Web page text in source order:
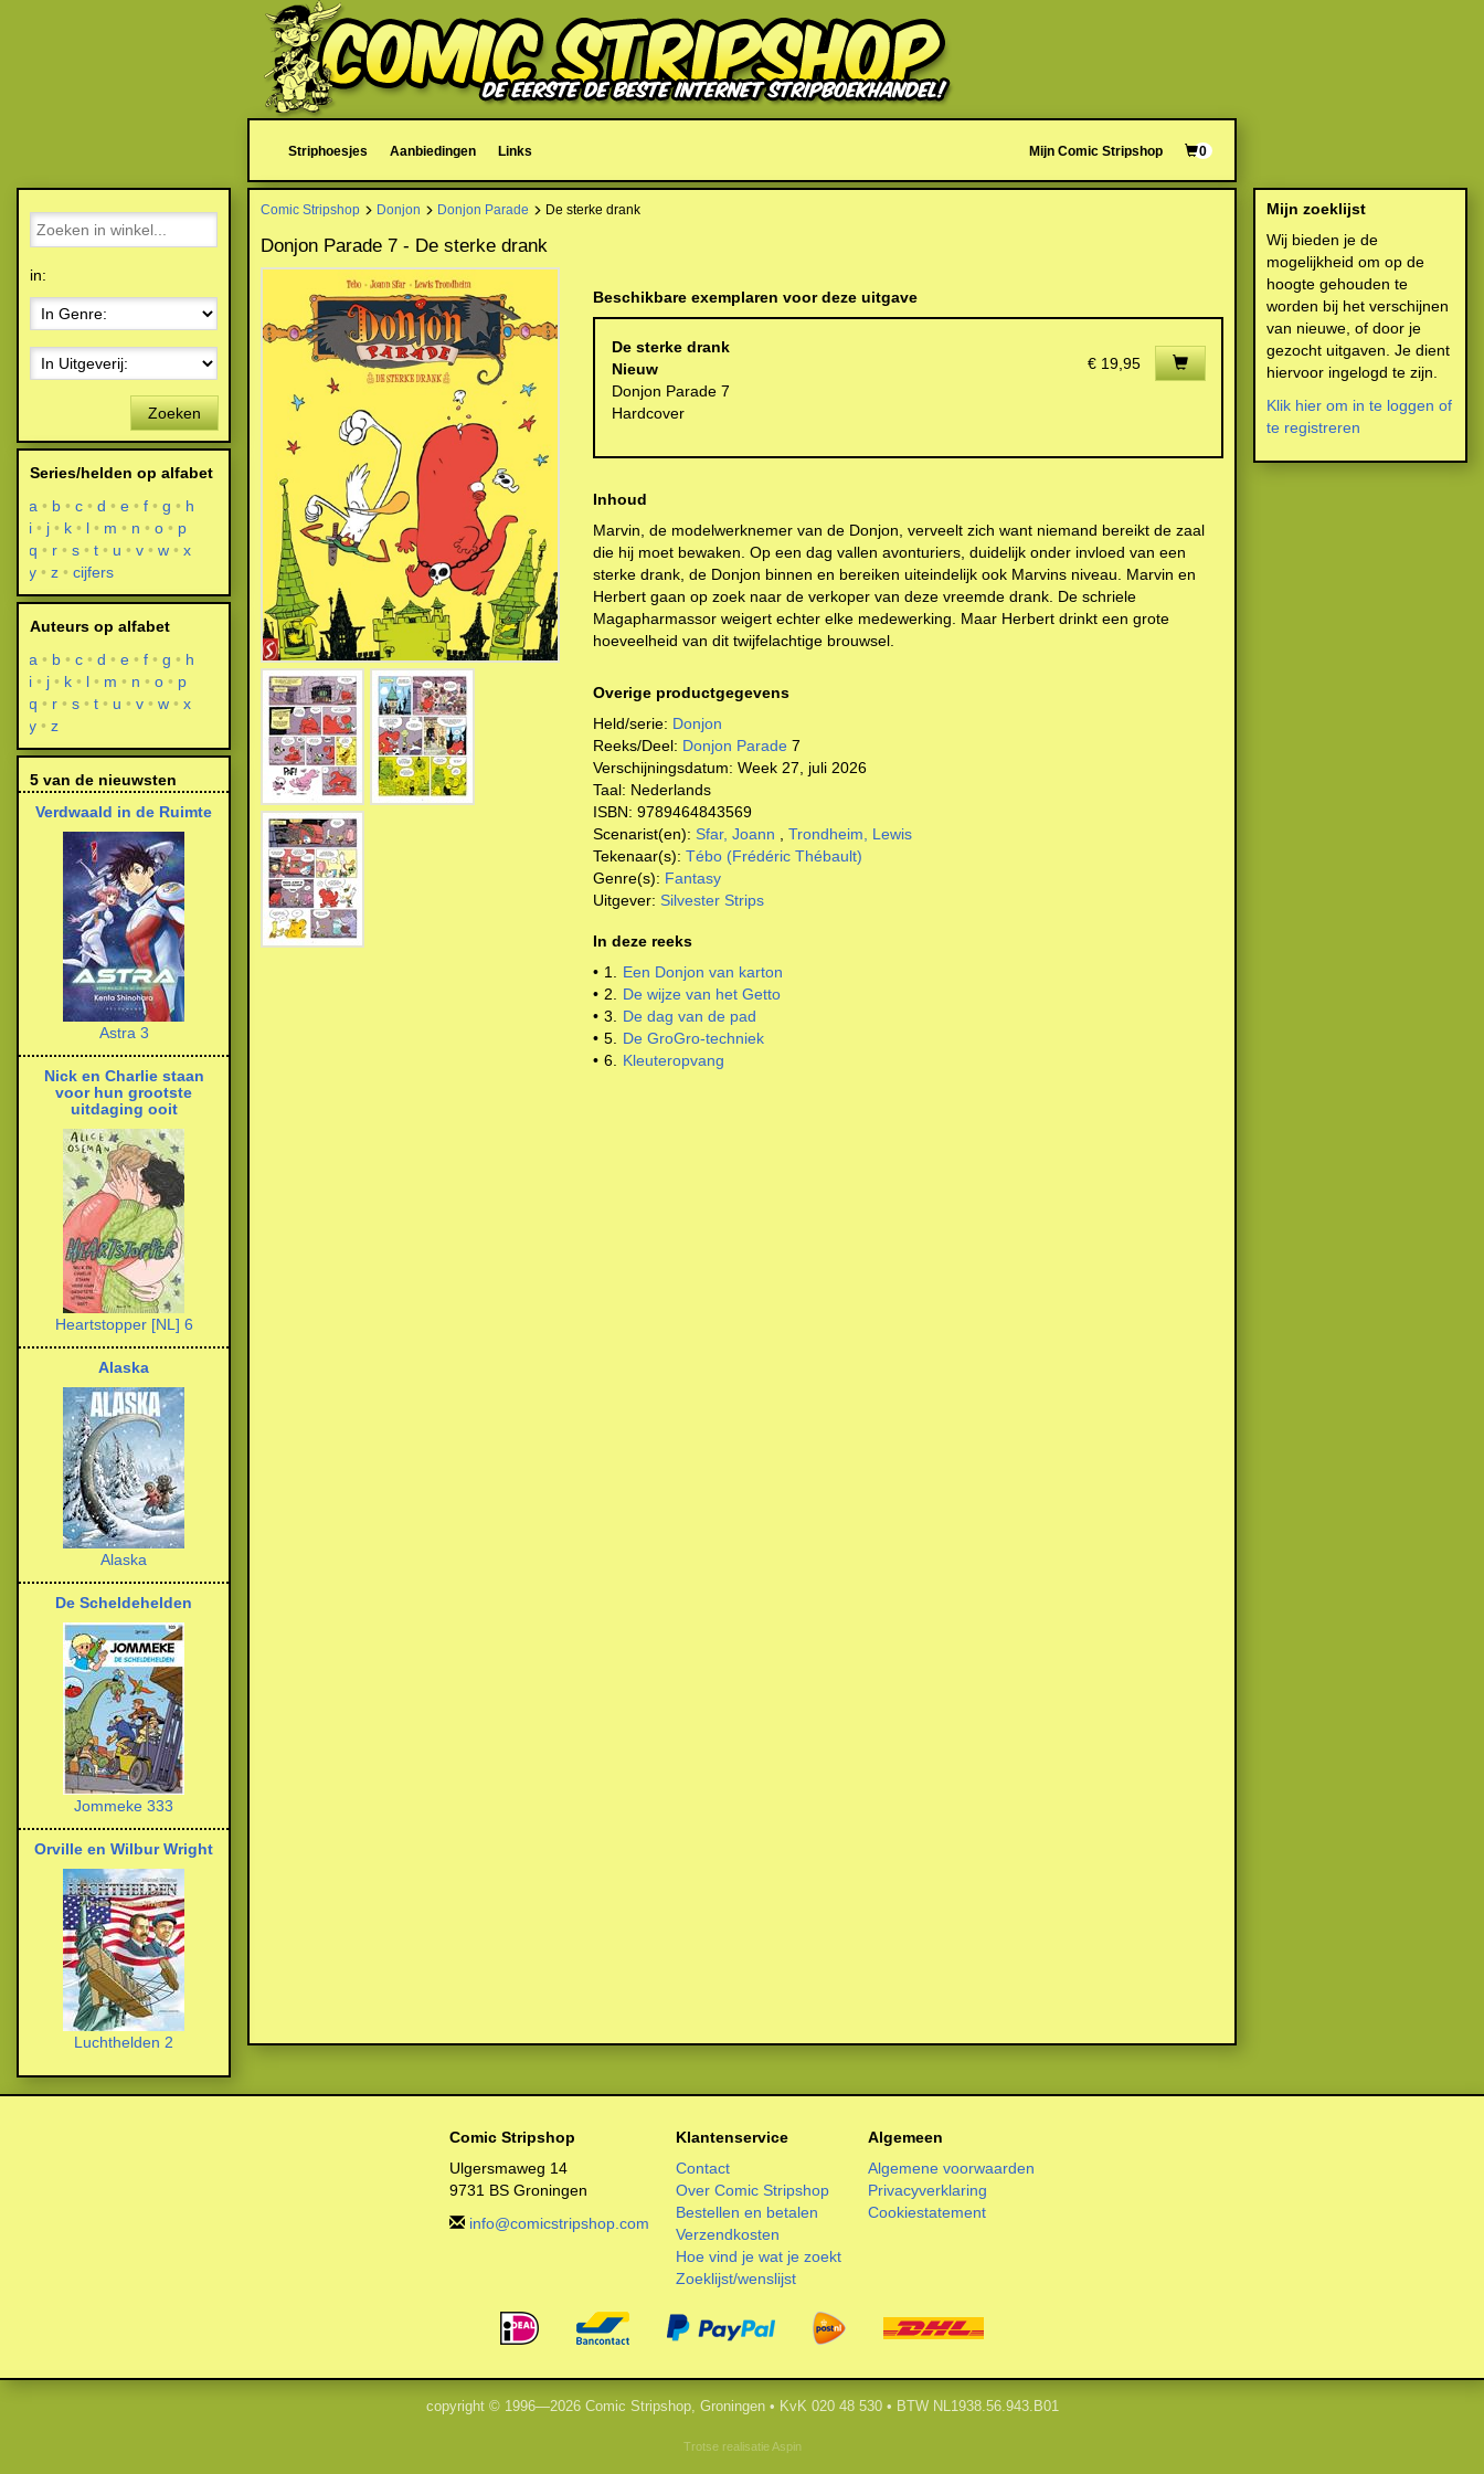
Striphoesjes Aanbiedingen Links Mijn Comic Stripshop 0
Comic Stripshop Donjon Donjon Parade De sterke drank
Donjon Parade 7 - De sterke drank
Beschikbare exemplaren voor deze uitgave
De sterke drank
Nieuw
Donjon Parade 7
Hardcover
€ 19,95
Inhoud
Marvin, de modelwerknemer van de Donjon, verveelt zich want niemand bereikt de zaal
die hij moet bewaken. Op een dag vallen avonturiers, duidelijk onder invloed van een
sterke drank, de Donjon binnen en bereiken uiteindelijk ook Marvins niveau. Marvin en
Herbert gaan op zoek naar de verkoper van deze vreemde drank. De schriele
Magapharmassor weigert echter elke medewerking. Maar Herbert drinkt een grote
hoeveelheid van dit twijfelachtige brouwsel.
Overige productgegevens
Held/serie: Donjon
Reeks/Deel: Donjon Parade7
Verschijningsdatum: Week 27, juli 2026
Taal: Nederlands
ISBN: 9789464843569
Scenarist(en): Sfar, Joann
Trondheim, Lewis
Tekenaar(s): Tébo (Frédéric Thébault)
Genre(s): Fantasy
Uitgever: Silvester Strips
In deze reeks
• 1.
Een Donjon van karton
• 2.
De wijze van het Getto
• 3.
De dag van de pad
• 5.
De GroGro-techniek
• 6. Kleuteropvang
Mijn zoeklijst
Wij bieden je de
mogelijkheid om op de
hoogte gehouden te
worden bij het verschijnen
van nieuwe, of door je
gezocht uitgaven. Je dient
hiervoor ingelogd te zijn.
Klik hier om in te loggen of
te registreren
in:
Zoeken
Series/helden op alfabet
a
b c d e f g
h
i
j k l m n o
p
q
r s t u v w
x
y
z cijfers
Auteurs op alfabet
a
b c d e f g
h
i
j k l m n o
p
q
r s t u v w
x
y
z
5 van de nieuwsten
Verdwaald in de Ruimte
Astra 3
Nick en Charlie staan
voor hun grootste
uitdaging ooit
Heartstopper [NL] 6
Alaska
Alaska
De Scheldehelden
Jommeke 333
Orville en Wilbur Wright
Luchthelden 2
Comic Stripshop
Ulgersmaweg 14
9731 BS Groningen
info@comicstripshop.com
Klantenservice
Contact
Over Comic Stripshop
Bestellen en betalen
Verzendkosten
Hoe vind je wat je zoekt
Zoeklijst/wenslijst
Algemeen
Algemene voorwaarden
Privacyverklaring
Cookiestatement
copyright © 1996—2026 Comic Stripshop, Groningen • KvK 020 48 530 • BTW NL1938.56.943.B01
Trotse realisatieAspin